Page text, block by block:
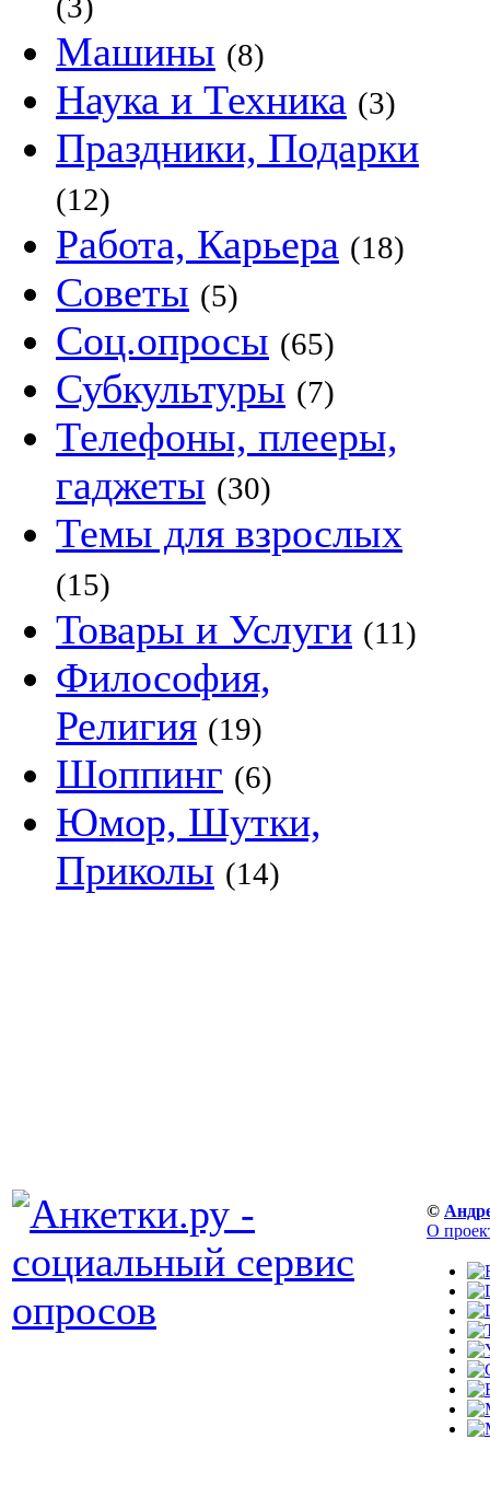
Машины (8)
Наука и Техника (3)
Праздники, Подарки
(12)
Работа, Карьера (18)
Советы (5)
Соц.опросы (65)
Субкультуры (7)
Телефоны, плееры,
гаджеты (30)
Темы для взрослых
(15)
Товары и Услуги (11)
Философия,
Религия (19)
Шоппинг (6)
Юмор, Шутки,
Приколы (14)
©
О